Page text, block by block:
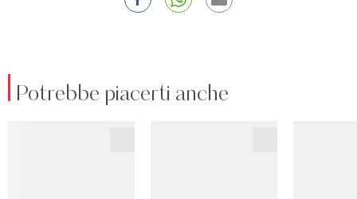
Potrebbe piacerti anche